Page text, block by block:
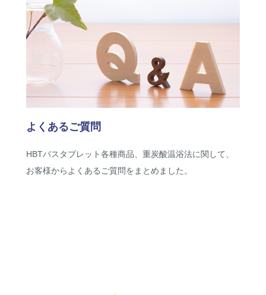
よくあるご質問
HBTバスタブレット各種商品、重炭酸温浴法に関して、
お客様からよくあるご質問をまとめました。